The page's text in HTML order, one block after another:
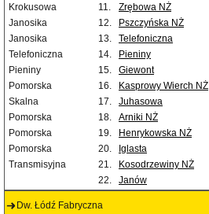
Krokusowa
11. Zrębowa NŻ
Janosika
12. Pszczyńska NŻ
Janosika
13. Telefoniczna
Telefoniczna
14. Pieniny
Pieniny
15. Giewont
Pomorska
16. Kasprowy Wierch NŻ
Skalna
17. Juhasowa
Pomorska
18. Arniki NŻ
Pomorska
19. Henrykowska NŻ
Pomorska
20. Iglasta
Transmisyjna
21. Kosodrzewiny NŻ
22.
Janów
Dw. Łódź Fabryczna